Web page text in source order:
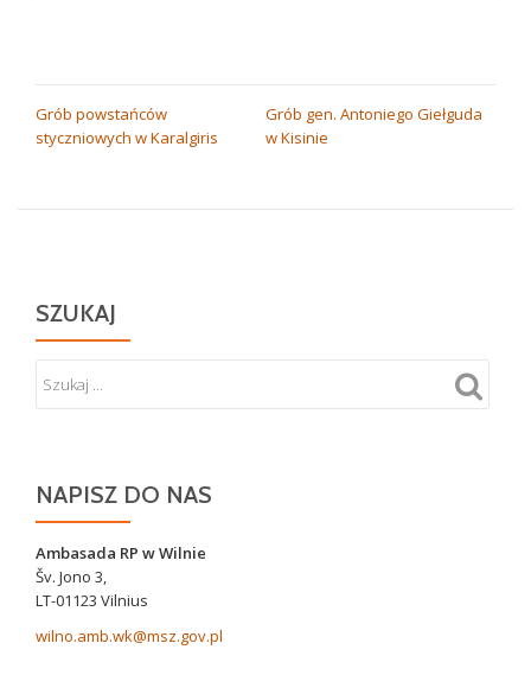
NAWIGACJA
WPISU
Grób powstańców
styczniowych w Karalgiris
Grób gen. Antoniego Giełguda
w Kisinie
SZUKAJ
NAPISZ DO NAS
Ambasada RP w Wilnie
Šv. Jono 3,
LT-01123 Vilnius
wilno.amb.wk@msz.gov.pl